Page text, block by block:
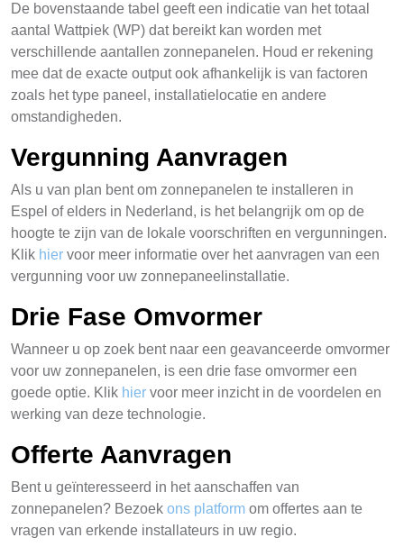
De bovenstaande tabel geeft een indicatie van het totaal
aantal Wattpiek (WP) dat bereikt kan worden met
verschillende aantallen zonnepanelen. Houd er rekening
mee dat de exacte output ook afhankelijk is van factoren
zoals het type paneel, installatielocatie en andere
omstandigheden.
Vergunning Aanvragen
Als u van plan bent om zonnepanelen te installeren in
Espel of elders in Nederland, is het belangrijk om op de
hoogte te zijn van de lokale voorschriften en vergunningen.
Klik hier voor meer informatie over het aanvragen van een
vergunning voor uw zonnepaneelinstallatie.
Drie Fase Omvormer
Wanneer u op zoek bent naar een geavanceerde omvormer
voor uw zonnepanelen, is een drie fase omvormer een
goede optie. Klik hier voor meer inzicht in de voordelen en
werking van deze technologie.
Offerte Aanvragen
Bent u geïnteresseerd in het aanschaffen van
zonnepanelen? Bezoek ons platform om offertes aan te
vragen van erkende installateurs in uw regio.